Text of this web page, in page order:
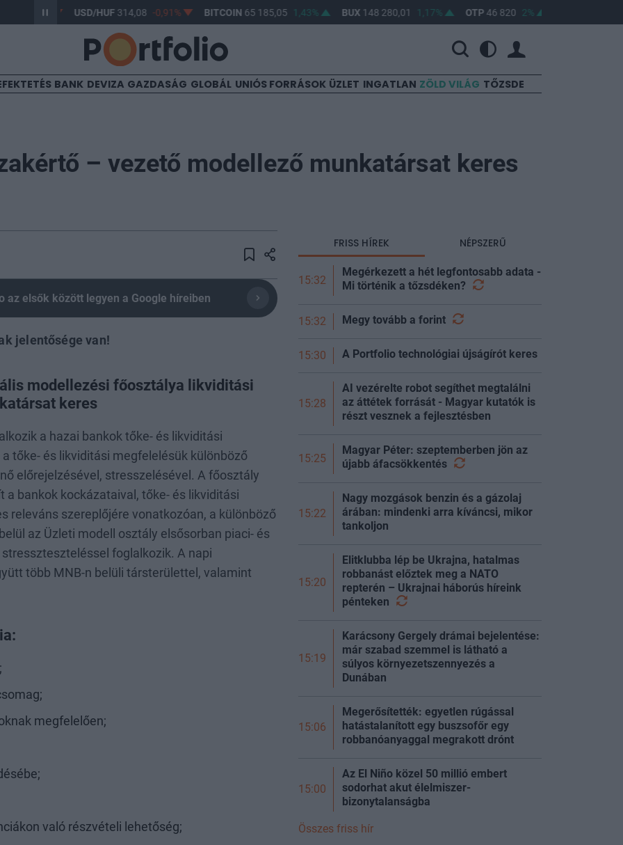
USD/HUF314,08 -0,91% BITCOIN65 185,05 1,43% BUX 148 280,01 1,17% OTP 46 820 2% MOL
BANK DEVIZA GAZDASÁG GLOBÁL UNIÓS FORRÁSOK ÜZLET INGATLAN ZÖLD VILÁG TŐZSDE
– vezető modellező munkatársat keres
az elsők között legyen a Google híreiben
jelentősége van!
modellezési főosztálya likviditási
keres
a hazai bankok tőke- és likviditási
tőke- és likviditási megfelelésük különböző
előrejelzésével, stresszelésével. A főosztály
bankok kockázataival, tőke- és likviditási
releváns szereplőjére vonatkozóan, a különböző
az Üzleti modell osztály elsősorban piaci- és
foglalkozik. A napi
több MNB-n belüli társterülettel, valamint
megfelelően;
való részvételi lehetőség;
FRISS HÍREK NÉPSZERŰ
15:32
Megérkezett a hét legfontosabb adata -
Mi történik a tőzsdéken?
15:32 Megy tovább a forint
15:30 A Portfolio technológiai újságírót keres
15:28
AI vezérelte robot segíthet megtalálni
az áttétek forrását - Magyar kutatók is
részt vesznek a fejlesztésben
15:25
Magyar Péter: szeptemberben jön az
újabb áfacsökkentés
15:22
Nagy mozgások benzin és a gázolaj
árában: mindenki arra kíváncsi, mikor
tankoljon
15:20
Elitklubba lép be Ukrajna, hatalmas
robbanást előztek meg a NATO
repterén – Ukrajnai háborús híreink
pénteken
15:19
Karácsony Gergely drámai bejelentése:
már szabad szemmel is látható a
súlyos környezetszennyezés a
Dunában
15:06
Megerősítették: egyetlen rúgással
hatástalanított egy buszsofőr egy
robbanóanyaggal megrakott drónt
15:00
Az El Niño közel 50 millió embert
sodorhat akut élelmiszer-
bizonytalanságba
Összes friss hír